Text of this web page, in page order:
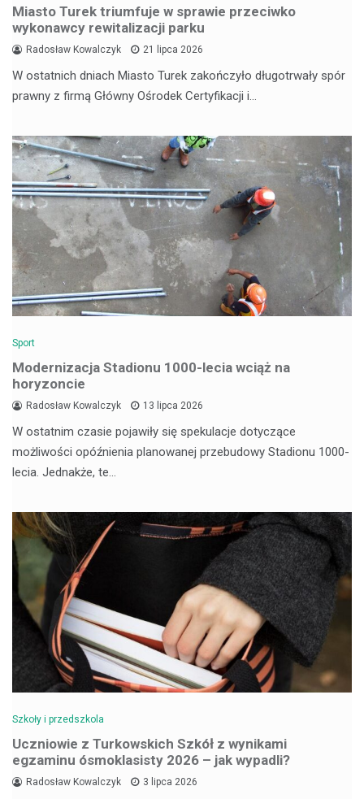
Miasto Turek triumfuje w sprawie przeciwko
wykonawcy rewitalizacji parku
Radosław Kowalczyk 21 lipca 2026
W ostatnich dniach Miasto Turek zakończyło długotrwały spór
prawny z firmą Główny Ośrodek Certyfikacji i…
Sport
Modernizacja Stadionu 1000-lecia wciąż na
horyzoncie
Radosław Kowalczyk 13 lipca 2026
W ostatnim czasie pojawiły się spekulacje dotyczące
możliwości opóźnienia planowanej przebudowy Stadionu 1000-
lecia. Jednakże, te…
Szkoły i przedszkola
Uczniowie z Turkowskich Szkół z wynikami
egzaminu ósmoklasisty 2026 – jak wypadli?
Radosław Kowalczyk 3 lipca 2026